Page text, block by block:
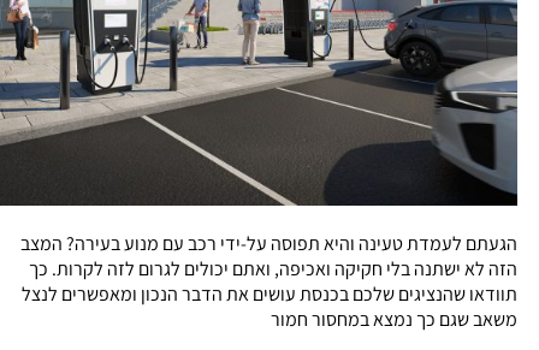
הגעתם לעמדת טעינה והיא תפוסה על-ידי רכב עם מנוע בעירה? המצב
הזה לא ישתנה בלי חקיקה ואכיפה, ואתם יכולים לגרום לזה לקרות. כך
תוודאו שהנציגים שלכם בכנסת עושים את הדבר הנכון ומאפשרים לנצל
משאב שגם כך נמצא במחסור חמור